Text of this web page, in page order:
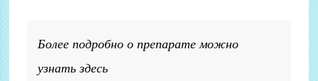
Более подробно о препарате можно
узнать здесь